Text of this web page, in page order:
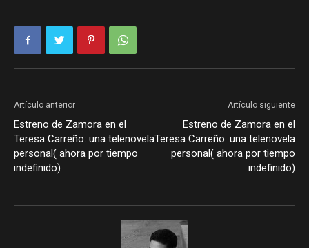
Artículo anterior
Estreno de Zamora en el
Teresa Carreño: una telenovela
personal( ahora por tiempo
indefinido)
Artículo siguiente
Estreno de Zamora en el
Teresa Carreño: una telenovela
personal( ahora por tiempo
indefinido)